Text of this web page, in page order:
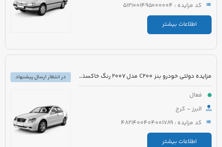
کد مزایده : 5121001495000004
اطلاعات بیشتر
مزایده دولتی خودرو بنز C200 مدل 2007 رنگ خاکستری
فعال
البرز - کرج
کد مزایده : 4821400404001789
اطلاعات بیشتر
در انتظار ارسال پیشنهاد